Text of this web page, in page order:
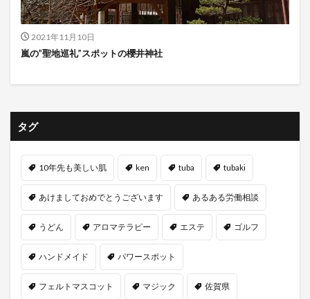
2021年11月10日
嵐の”聖地巡礼”スポットの櫻井神社
タグ
10年先も美しい肌 ken tuba tubaki
あけましておめでとうございます あるある労働相談
うどん アロマテラピー エステ ゴルフ
ハンドメイド パワースポット
フェルトマスコット マジック 佐賀県